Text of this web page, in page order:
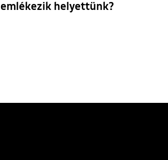
emlékezik helyettünk?